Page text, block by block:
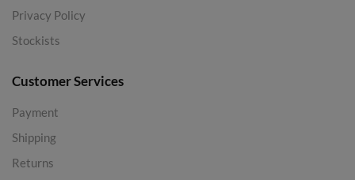
Privacy Policy
Stockists
Customer Services
Payment
Shipping
Returns